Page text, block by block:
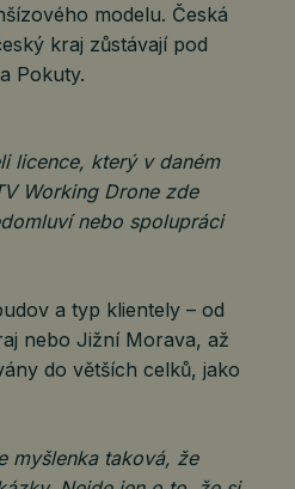
modelu. Česká
kraj zůstávají pod
Pokuty.
licence, který v daném
Working Drone zde
nebo spolupráci
a typ klientely – od
nebo Jižní Morava, až
do větších celků, jako
myšlenka taková, že